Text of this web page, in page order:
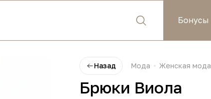
Бонусы
Назад Мода Женская мода
Брюки Виола